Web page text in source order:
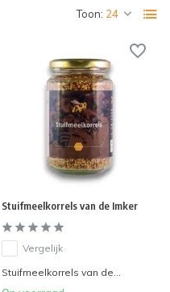
Toon:
Stuifmeelkorrels van de Imker
Vergelijk
Stuifmeelkorrels van de...